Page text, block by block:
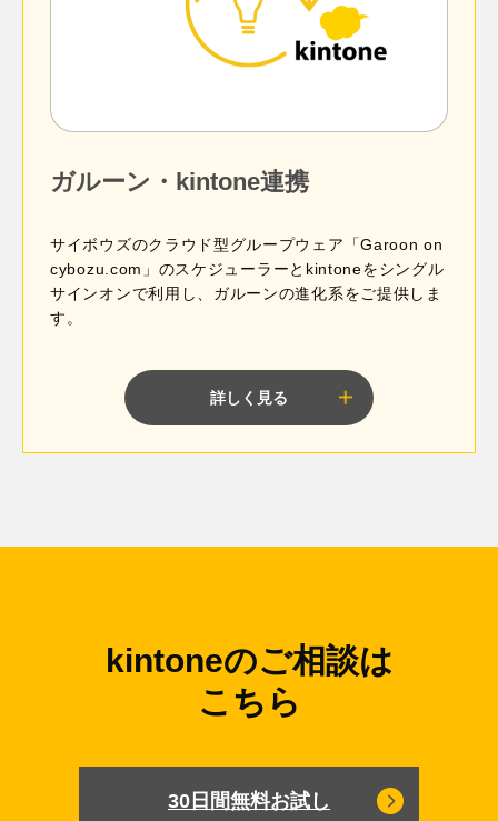
ガルーン・kintone連携
サイボウズのクラウド型グループウェア「Garoon on
cybozu.com」のスケジューラーとkintoneをシングル
サインオンで利用し、ガルーンの進化系をご提供しま
す。
詳しく見る
kintoneのご相談は
こちら
30日間無料お試し